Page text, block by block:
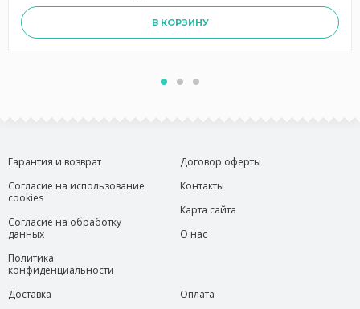
В КОРЗИНУ
Гарантия и возврат
Согласие на использование
cookies
Согласие на обработку
данных
Политика
конфиденциальности
Договор оферты
Контакты
Карта сайта
О нас
Доставка
Оплата